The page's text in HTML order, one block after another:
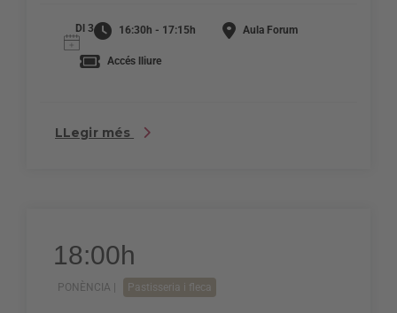
Dl 3 16:30h - 17:15h Aula Forum
Accés lliure
LLegir més
18:00h
PONÈNCIA | Pastisseria i fleca